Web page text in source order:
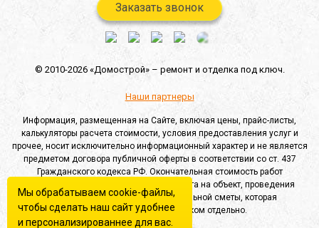
© 2010-2026 «Домострой» – ремонт и отделка под ключ.
Наши партнеры
Заказать звонок
Информация, размещенная на Сайте, включая цены, прайс-листы,
калькуляторы расчета стоимости, условия предоставления услуг и
прочее, носит исключительно информационный характер и не является
предметом договора публичной оферты в соответствии со ст. 437
Гражданского кодекса РФ. Окончательная стоимость работ
определяется после выезда специалиста на объект, проведения
замеров и составления индивидуальной сметы, которая
согласовывается с Заказчиком отдельно.
Мы обрабатываем cookie-файлы,
чтобы сделать наш сайт удобнее
и персонализированнее для вас.